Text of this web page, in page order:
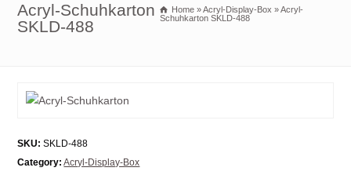
Acryl-Schuhkarton
SKLD-488
Home »Acryl-Display-Box »Acryl-
Schuhkarton SKLD-488
SKU: SKLD-488
Category: Acryl-Display-Box